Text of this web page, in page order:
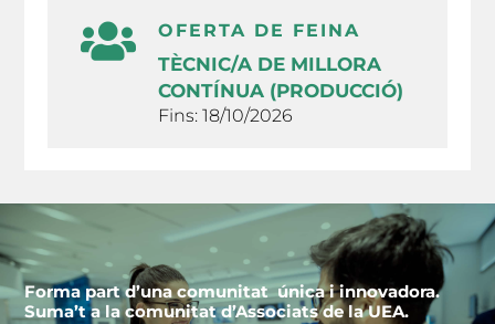
OFERTA DE FEINA
TÈCNIC/A DE MILLORA
CONTÍNUA (PRODUCCIÓ)
Fins: 18/10/2026
Forma part d’una comunitat única i innovadora.
Suma’t a la comunitat d’Associats de la UEA.